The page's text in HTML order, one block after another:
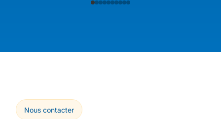
Nous contacter